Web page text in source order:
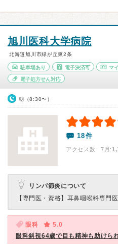
旭川医科大学病院
北海道旭川市緑が丘東2条
駐車場あり 電子決済可 マ
電子処方せん対応
朝（8:30〜）
18件
アクセス数 7月:
リンパ節炎について
【専門医・資格】 耳鼻咽喉科専門医
眼科
5.0
眼科斜視64歳で目も精神も助けら